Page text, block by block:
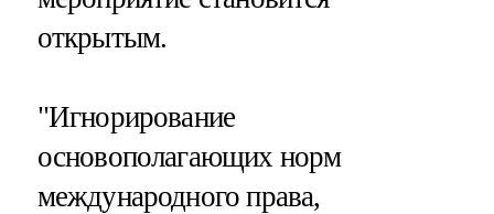
открытым.
"Игнорирование
основополагающих норм
международного права,